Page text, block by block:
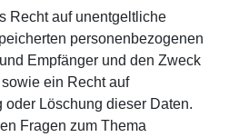
Recht auf unentgeltliche
personenbezogenen
Empfänger und den Zweck
ein Recht auf
oder Löschung dieser Daten.
Fragen zum Thema